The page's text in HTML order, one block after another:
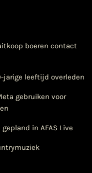
boeren contact
jarige leeftijd overleden
gebruiken voor
in AFAS Live